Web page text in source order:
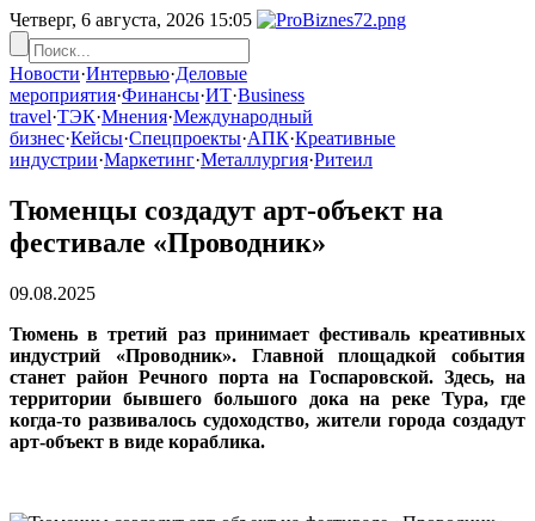
Четверг, 6 августа, 2026 15:05
Новости·Интервью·Деловые
мероприятия·Финансы·ИТ·Business
travel·ТЭК·Мнения·Международный
бизнес·Кейсы·Спецпроекты·АПК·Креативные
индустрии·Маркетинг·Металлургия·Ритеил
Тюменцы создадут арт-объект на
фестивале «Проводник»
09.08.2025
Тюмень в третий раз принимает фестиваль креативных
индустрий «Проводник». Главной площадкой события
станет район Речного порта на Госпаровской. Здесь, на
территории бывшего большого дока на реке Тура, где
когда-то развивалось судоходство, жители города создадут
арт-объект в виде кораблика.